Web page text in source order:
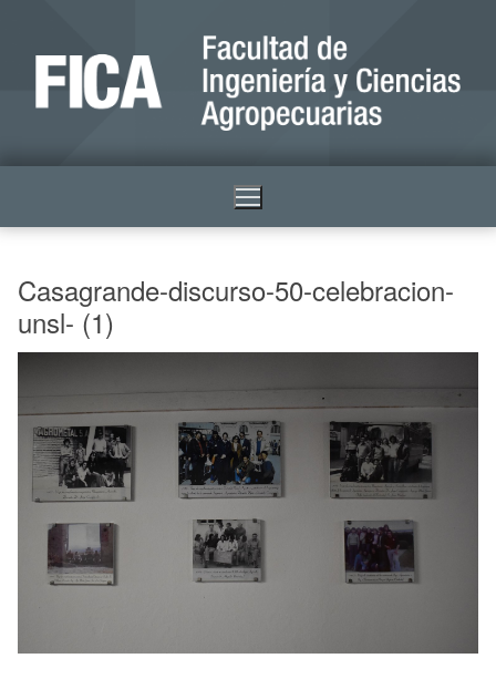
Casagrande-discurso-50-celebracion-
unsl- (1)